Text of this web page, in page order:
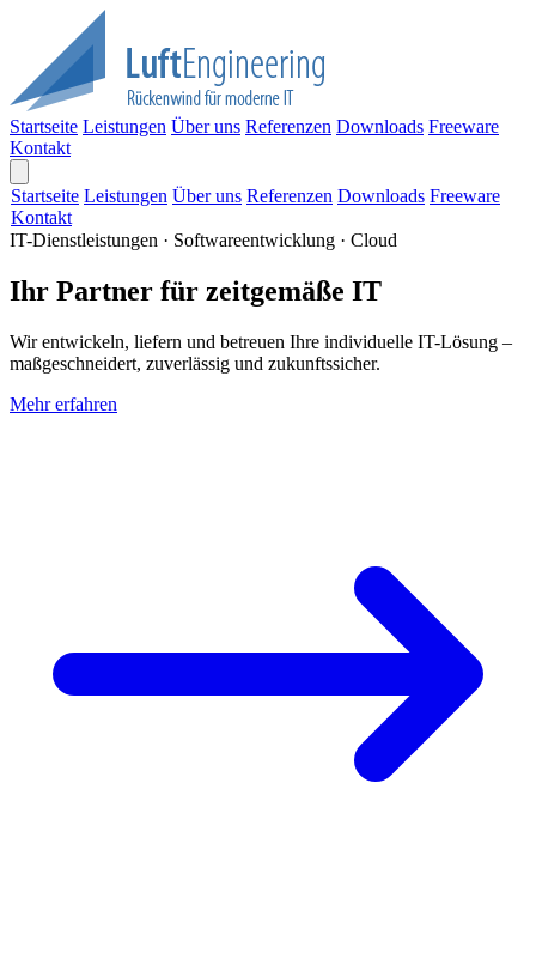
Startseite Leistungen Über uns Referenzen Downloads Freeware
Kontakt
Startseite Leistungen Über uns Referenzen Downloads Freeware
Kontakt
IT-Dienstleistungen · Softwareentwicklung · Cloud
Ihr Partner für zeitgemäße IT
Wir entwickeln, liefern und betreuen Ihre individuelle IT-Lösung –
maßgeschneidert, zuverlässig und zukunftssicher.
Mehr erfahren